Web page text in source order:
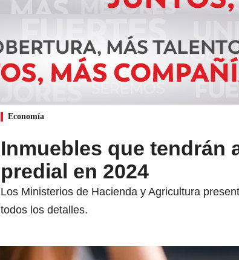
Economía
Inmuebles que tendrán
predial en 2024
Los Ministerios de Hacienda y Agricultura
todos los detalles.